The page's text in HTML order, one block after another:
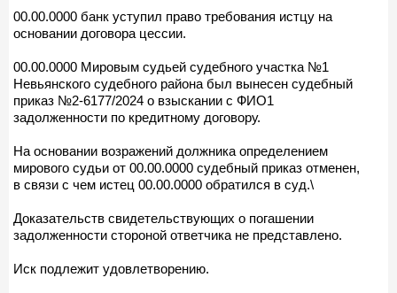
00.00.0000 банк уступил право требования истцу на
основании договора цессии.
00.00.0000 Мировым судьей судебного участка №1
Невьянского судебного района был вынесен судебный
приказ №2-6177/2024 о взыскании с ФИО1
задолженности по кредитному договору.
На основании возражений должника определением
мирового судьи от 00.00.0000 судебный приказ отменен,
в связи с чем истец 00.00.0000 обратился в суд.\
Доказательств свидетельствующих о погашении
задолженности стороной ответчика не представлено.
Иск подлежит удовлетворению.